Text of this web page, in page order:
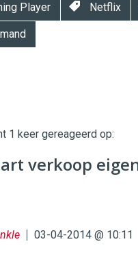
Player Netflix
1 keer gereageerd op:
verkoop
03-04-2014 @ 10:11